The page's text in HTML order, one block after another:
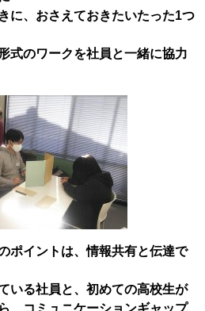
に、おさえておきたいたった1つ
式のワークを社員と一緒に協力
ポイントは、情報共有と伝達で
いる社員と、初めての高校生が